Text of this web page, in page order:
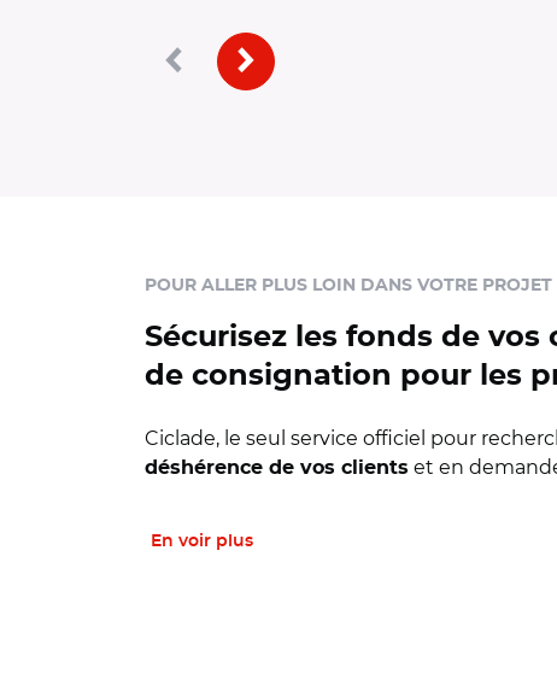
PrécédentSuivant
Sécurisez les fonds de
de consignation pour les
POUR ALLER PLUS LOIN DANS VOTRE PROJET
Ciclade, le seul service officiel pour
déshérence de vos clients et en
En voir plus